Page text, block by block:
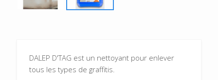
DALEP D'TAG est un nettoyant pour enlever
tous les types de graffitis.